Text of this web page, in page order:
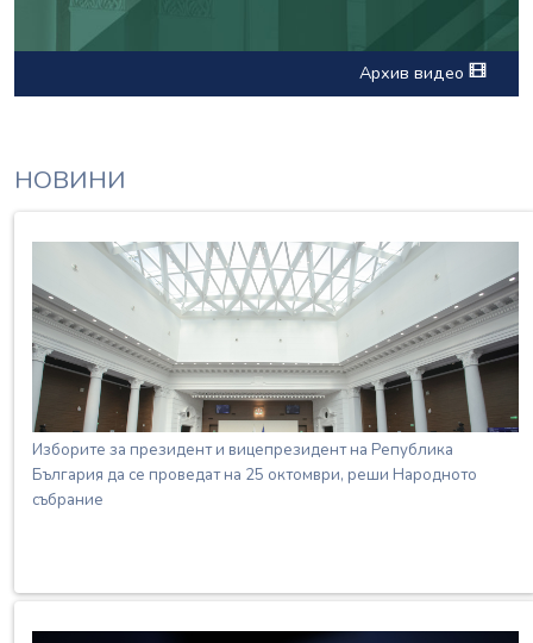
Архив видео
НОВИНИ
Изборите за президент и вицепрезидент на Република
България да се проведат на 25 октомври, реши Народното
събрание